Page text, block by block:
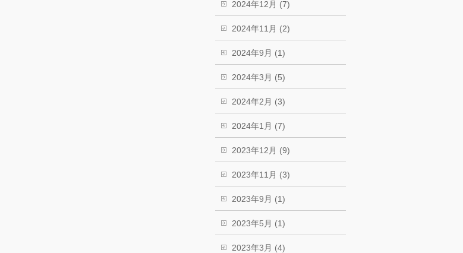
2024年12月 (7)
2024年11月 (2)
2024年9月 (1)
2024年3月 (5)
2024年2月 (3)
2024年1月 (7)
2023年12月 (9)
2023年11月 (3)
2023年9月 (1)
2023年5月 (1)
2023年3月 (4)